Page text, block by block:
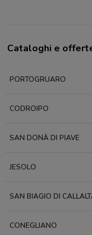
Cataloghi e
PORTOGRUARO
CODROIPO
SAN DONÀ DI PIAVE
JESOLO
SAN BIAGIO DI
CONEGLIANO